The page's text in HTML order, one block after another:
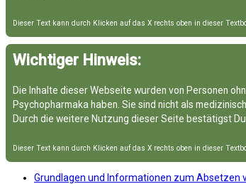
Dieser Text kann durch Klicken auf das X rechts oben in dieser
Wichtiger Hinweis:
Die Inhalte dieser Webseite wurden von Personen
Psychopharmaka haben. Sie sind nicht als
Durch die weitere Nutzung dieser Seite bestätigst
Dieser Text kann durch Klicken auf das X rechts oben in dieser
Grundlagen und Informationen zum Absetzen